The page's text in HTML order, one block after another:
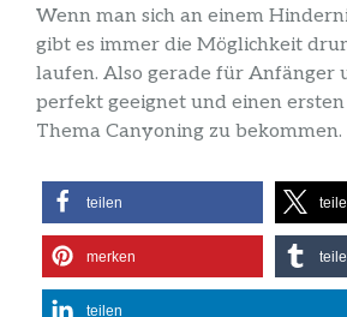
Wenn man sich an einem
gibt es immer die Möglichkeit
laufen. Also gerade für Anfänger
perfekt geeignet und einen
Thema Canyoning zu bekommen.
teilen
merken
teilen